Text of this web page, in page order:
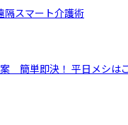
スマート介護術
簡単即決！ 平日メシは